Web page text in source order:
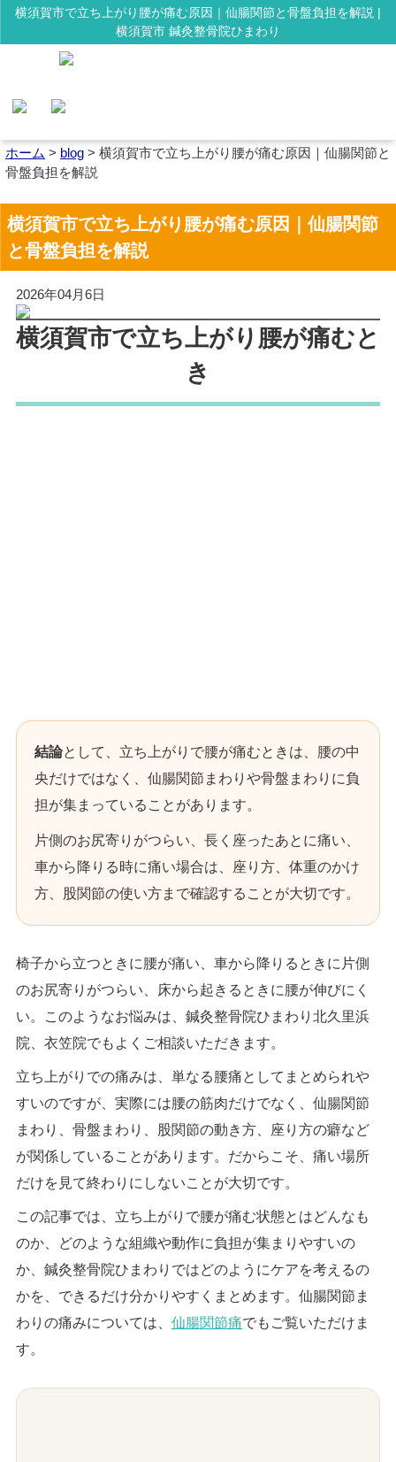
横須賀市で立ち上がり腰が痛む原因｜仙腸関節と骨盤負担を解説 |
横須賀市 鍼灸整骨院ひまわり
ホーム > blog > 横須賀市で立ち上がり腰が痛む原因｜仙腸関節と
骨盤負担を解説
横須賀市で立ち上がり腰が痛む原因｜仙腸関節
と骨盤負担を解説
2026年04月6日
横須賀市で立ち上がり腰が痛むと
き
結論として、立ち上がりで腰が痛むときは、腰の中
央だけではなく、仙腸関節まわりや骨盤まわりに負
担が集まっていることがあります。
片側のお尻寄りがつらい、長く座ったあとに痛い、
車から降りる時に痛い場合は、座り方、体重のかけ
方、股関節の使い方まで確認することが大切です。
椅子から立つときに腰が痛い、車から降りるときに片側
のお尻寄りがつらい、床から起きるときに腰が伸びにく
い。このようなお悩みは、鍼灸整骨院ひまわり北久里浜
院、衣笠院でもよくご相談いただきます。
立ち上がりでの痛みは、単なる腰痛としてまとめられや
すいのですが、実際には腰の筋肉だけでなく、仙腸関節
まわり、骨盤まわり、股関節の動き方、座り方の癖など
が関係していることがあります。だからこそ、痛い場所
だけを見て終わりにしないことが大切です。
この記事では、立ち上がりで腰が痛む状態とはどんなも
のか、どのような組織や動作に負担が集まりやすいの
か、鍼灸整骨院ひまわりではどのようにケアを考えるの
かを、できるだけ分かりやすくまとめます。仙腸関節ま
わりの痛みについては、 仙腸関節痛でもご覧いただけま
す。